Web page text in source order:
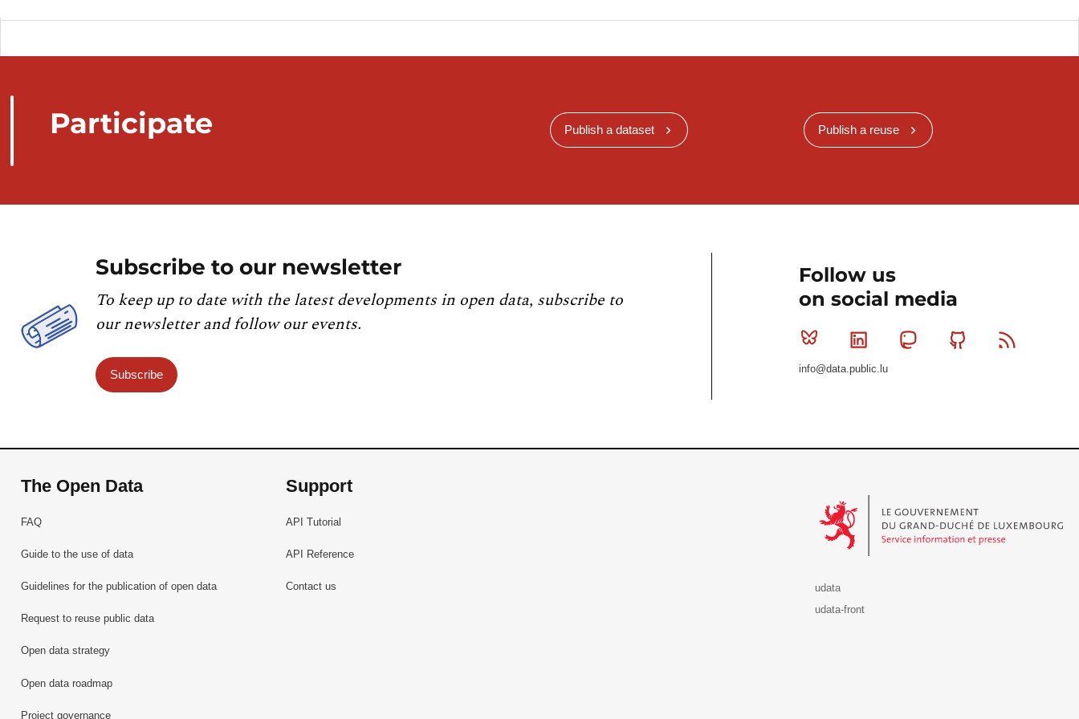
Travail à temps partiel des personnes âgées de 20 à 64 ans, par âge et niveau d'éducation
Participate Publish a dataset Publish a reuse
Subscribe to our newsletter
To keep up to date with the latest developments in open data, subscribe to
our newsletter and follow our events.
Subscribe
Follow us
on social media
Bluesky Linkedin MastodonGithub
info@data.public.lu
The Open Data
FAQ
Guide to the use of data
Guidelines for the publication of open data
Request to reuse public data
Open data strategy
Open data roadmap
Project governance
Support
API Tutorial
API Reference
Contact us
udata
udata-front